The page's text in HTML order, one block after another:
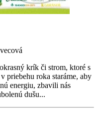
krík či strom, ktoré s
priebehu roka staráme, aby
energiu, zbavili nás
dušu...